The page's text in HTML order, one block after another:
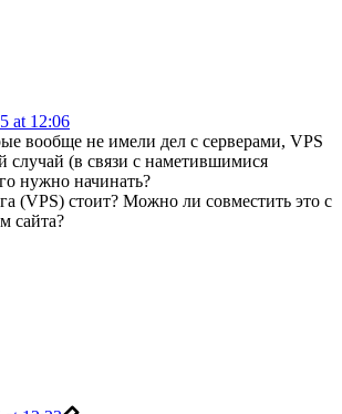
at 12:06
вообще не имели дел с серверами, VPS
(в связи с наметившимися
нужно начинать?
(VPS) стоит? Можно ли совместить это с
сайта?